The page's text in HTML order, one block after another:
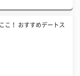
こ！ おすすめデートス